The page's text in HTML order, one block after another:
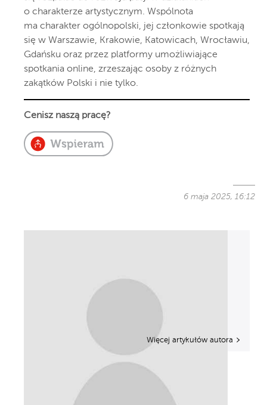
o charakterze artystycznym. Wspólnota
ma charakter ogólnopolski, jej członkowie spotkają
się w Warszawie, Krakowie, Katowicach, Wrocławiu,
Gdańsku oraz przez platformy umożliwiające
spotkania online, zrzeszając osoby z różnych
zakątków Polski i nie tylko.
Cenisz naszą pracę?
6 maja 2025, 16:12
Więcej artykułów autora